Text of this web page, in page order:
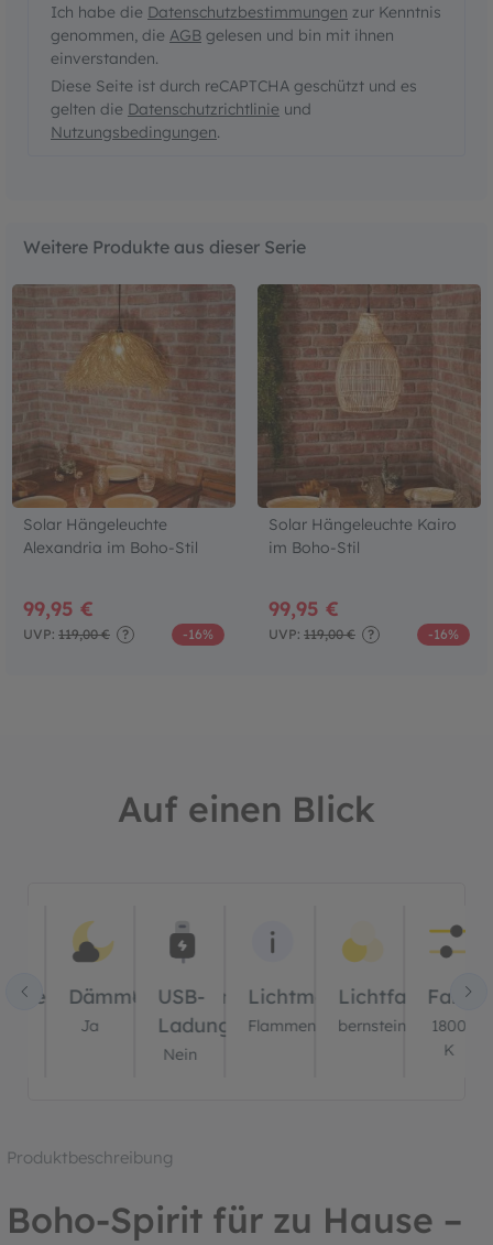
Diese Seite ist durch reCAPTCHA geschützt und es
gelten die Datenschutzrichtlinie und
Nutzungsbedingungen.
Ich habe die Datenschutzbestimmungen zur Kenntnis
genommen, die AGB gelesen und bin mit ihnen
einverstanden.
Weitere Produkte aus dieser Serie
Solar Hängeleuchte
Alexandria im Boho-Stil
99,95 €
UVP: 119,00 € ? -16%
Solar Hängeleuchte Kairo
im Boho-Stil
99,95 €
UVP: 119,00 € ? -16%
Auf einen Blick
Dämmerungssensor?
Ja
USB-
Ladung?
Nein
Lichtmodus
Flammenlicht
Lichtfarbe(n)
bernstein
1800
K
Produktbeschreibung
Boho-Spirit für zu Hause –